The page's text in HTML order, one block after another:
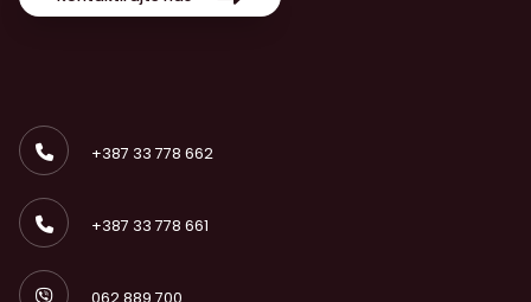
+387 33 778 662
+387 33 778 661
062 889 700